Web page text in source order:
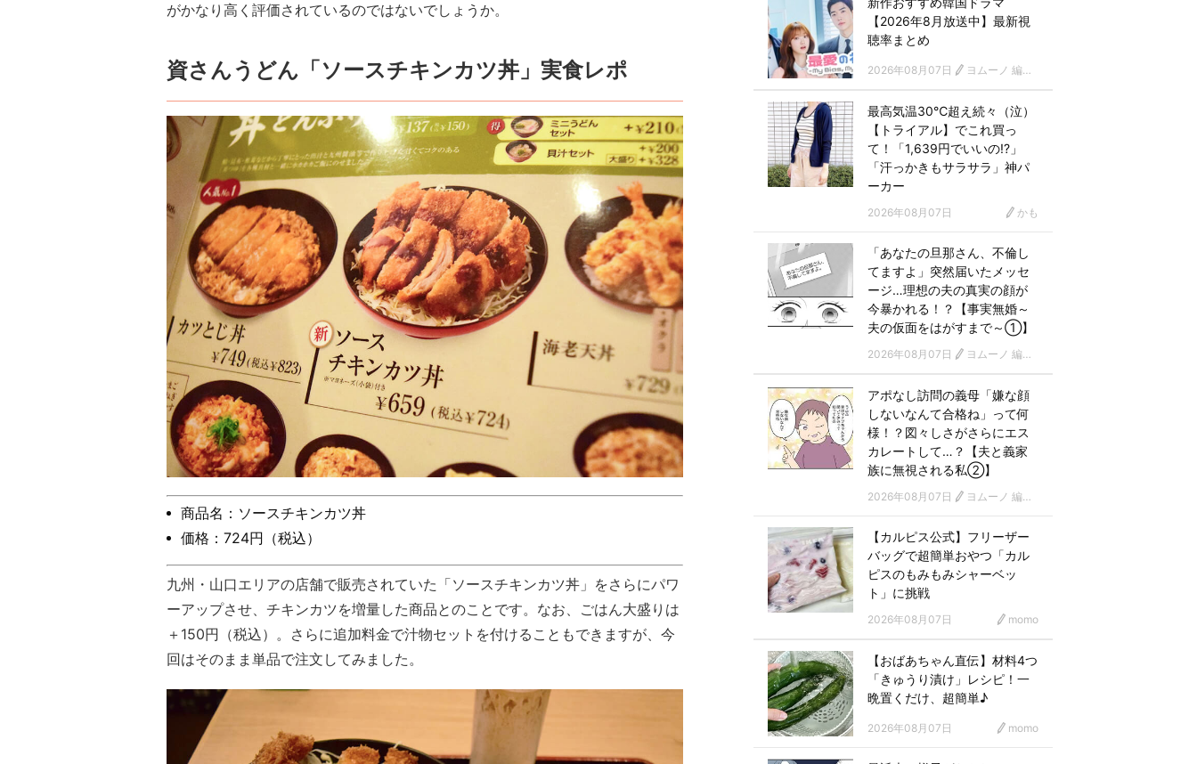
がかなり高く評価されているのではないでしょうか。
資さんうどん「ソースチキンカツ丼」実食レポ
商品名：ソースチキンカツ丼
価格：724円（税込）
九州・山口エリアの店舗で販売されていた「ソースチキンカツ丼」をさらにパワ
ーアップさせ、チキンカツを増量した商品とのことです。なお、ごはん大盛りは
＋150円（税込）。さらに追加料金で汁物セットを付けることもできますが、今
回はそのまま単品で注文してみました。
【2026年8月放送中】最新視
聴率まとめ
2026年08月07日 ヨムーノ 編集部 韓国ドラマチーム
最高気温30℃超え続々（泣）
【トライアル】でこれ買っ
て！「1,639円でいいの!?」
「汗っかきもサラサラ」神パ
ーカー
2026年08月07日 かも
「あなたの旦那さん、不倫し
てますよ」突然届いたメッセ
ージ…理想の夫の真実の顔が
今暴かれる！？【事実無婚～
夫の仮面をはがすまで～①】
2026年08月07日 ヨムーノ 編集部 漫画チーム
アポなし訪問の義母「嫌な顔
しないなんて合格ね」って何
様！？図々しさがさらにエス
カレートして…？【夫と義家
族に無視される私②】
2026年08月07日 ヨムーノ 編集部 漫画チーム
【カルピス公式】フリーザー
バッグで超簡単おやつ「カル
ピスのもみもみシャーベッ
ト」に挑戦
2026年08月07日 momo
【おばあちゃん直伝】材料4つ
「きゅうり漬け」レシピ！一
晩置くだけ、超簡単♪
2026年08月07日 momo